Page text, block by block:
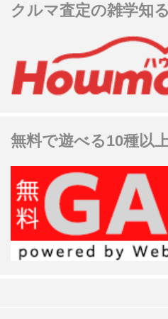
クルマ査定の雑学知
無料で遊べる10種以